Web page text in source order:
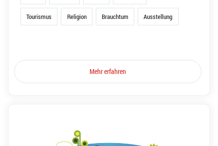
Tourismus Religion Brauchtum Ausstellung
Mehr erfahren